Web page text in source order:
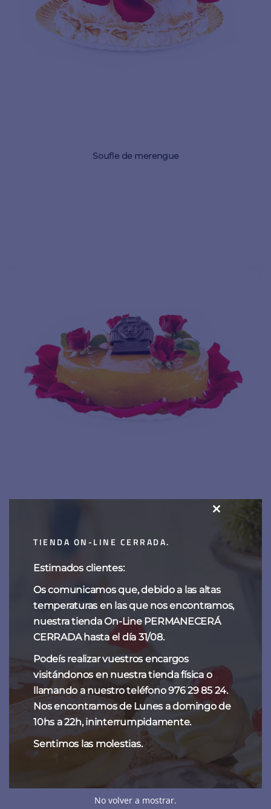
Soufle de merengue
TIENDA ON-LINE CERRADA.
Estimados clientes:
Os comunicamos que, debido a las altas
temperaturas en las que nos encontramos,
nuestra tienda On-Line PERMANECERÁ
CERRADA hasta el día 31/08.
Podeís realizar vuestros encargos
visitándonos en nuestra tienda física o
llamando a nuestro teléfono 976 29 85 24.
Nos encontramos de Lunes a domingo de
10hs a 22h, ininterrumpidamente.
Sentimos las molestias.
No volver a mostrar.